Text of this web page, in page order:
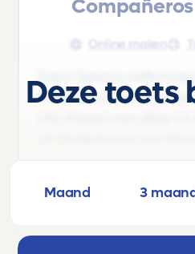
Compañeros
Online maken
Deze Spaans
Hábitos' uit het lesboek
Deze oefentoets
volgende
comunicación,
werkwoorden in de
Deze toets
Maand 3